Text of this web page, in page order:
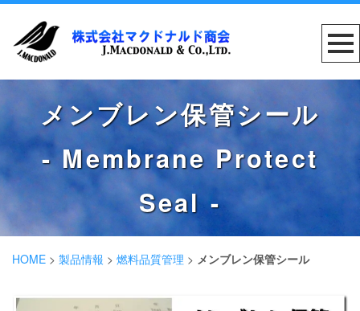
メンブレン保管シール
- Membrane Protect
Seal -
HOME > 製品情報 > 燃料品質管理 > メンブレン保管シール